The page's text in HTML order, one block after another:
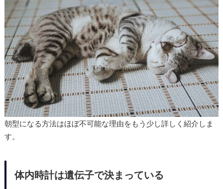
朝型になる方法はほぼ不可能な理由をもう少し詳しく紹介しま
す。
体内時計は遺伝子で決まっている